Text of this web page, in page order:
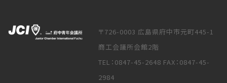
〒726-0003 広島県府中市元町445-1
商工会議所会館2階
TEL：0847-45-2648 FAX：0847-45-
2984